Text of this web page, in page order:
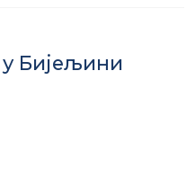
Бијељини